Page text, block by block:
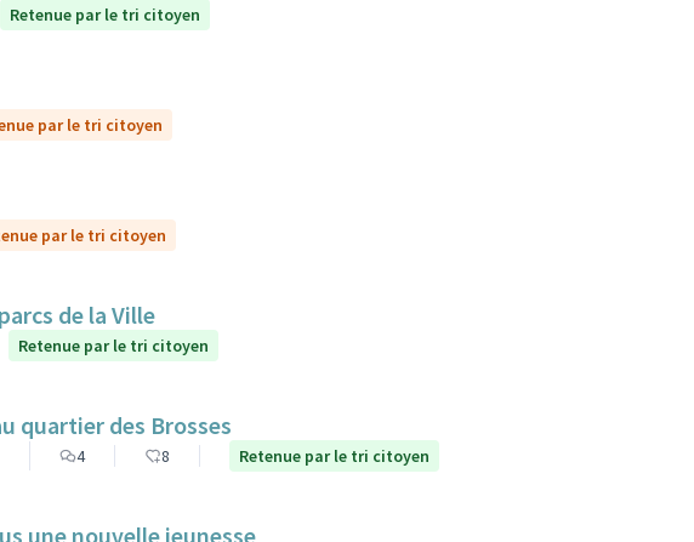
Retenue par le tri citoyen
par le tri citoyen
par le tri citoyen
de la Ville
Retenue par le tri citoyen
quartier des Brosses
4 8 Retenue par le tri citoyen
une nouvelle jeunesse